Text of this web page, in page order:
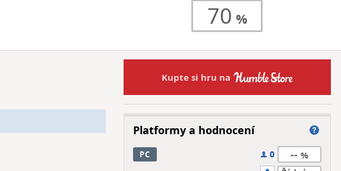
70
Kupte si hru na
Platformy a hodnocení
PC 0 --